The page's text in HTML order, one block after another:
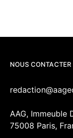
NOUS CONTACTER
AAG, Immeuble
75008 Paris,